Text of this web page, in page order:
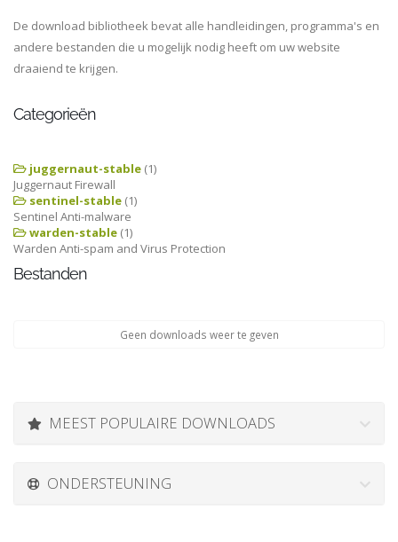
De download bibliotheek bevat alle handleidingen, programma's en
andere bestanden die u mogelijk nodig heeft om uw website
draaiend te krijgen.
Categorieën
juggernaut-stable (1)
Juggernaut Firewall
sentinel-stable (1)
Sentinel Anti-malware
warden-stable (1)
Warden Anti-spam and Virus Protection
Bestanden
Geen downloads weer te geven
MEEST POPULAIRE DOWNLOADS
ONDERSTEUNING